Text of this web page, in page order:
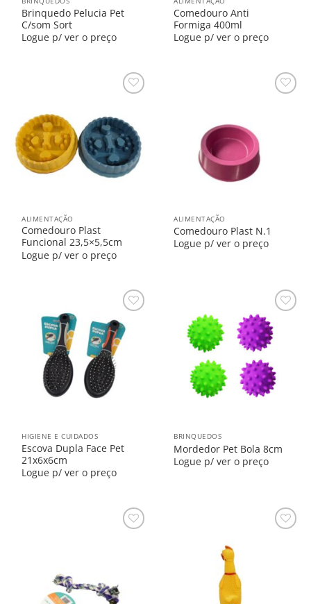
Brinquedo Pelucia Pet
C/som Sort
Logue p/ ver o preço
Comedouro Anti
Formiga 400ml
Logue p/ ver o preço
Lista
ALIMENTAÇÃO
Comedouro Plast
Funcional 23,5×5,5cm
Logue p/ ver o preço
ALIMENTAÇÃO
Comedouro Plast N.1
Logue p/ ver o preço
Salvar
na
Lista
HIGIENE E CUIDADOS
Escova Dupla Face Pet
21x6x6cm
Logue p/ ver o preço
Salvar
Lista
BRINQUEDOS
Mordedor Pet Bola 8cm
Logue p/ ver o preço